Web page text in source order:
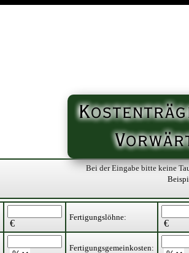
Bei der Eingabe bitte keine
€
Fertigungslöhne:
€
Fertigungsgemeinkosten: